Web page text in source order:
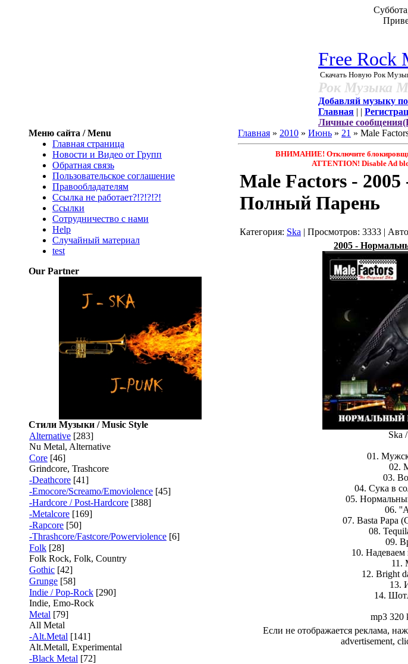
Free Rock
Скачать Новую Рок
Рок Музыка
Добавляй музыку
Главная | |
Личные
Меню сайта / Menu
Главная страница
Новости и Видео от Групп
Обратная связь
Пользовательское соглашение
Правообладателям
Ссылка не работает?!?!?!?!
Ссылки
Сотрудничество с нами
Help
Cлучайный материал
test
Our Partner
Стили Музыки / Music Style
Alternative [283]
Nu Metal, Alternative
Core [46]
Grindcore, Trashcore
-Deathcore [41]
-Emocore/Screamo/Emoviolence [45]
-Hardcore / Post-Hardcore [388]
-Metalcore [169]
-Rapcore [50]
-Thrashcore/Fastcore/Powerviolence [6]
Folk [28]
Folk Rock, Folk, Country
Gothic [42]
Grunge [58]
Indie / Pop-Rock [290]
Indie, Emo-Rock
Metal [79]
All Metal
-Alt.Metal [141]
Alt.Metall, Experimental
-Black Metal [72]
Главная » 2010 » Июнь » 21 » Male
ВНИМАНИЕ! Отключите
ATTENTION! Disable Ad
Male Factors -
Полный Парень
Категория: Ska | Просмотров: 3333 |
2005 -
Ska
01.
02.
03.
04. Сука в
05.
06.
07. Basta Papa
08.
09.
10.
11.
12. Bright
13.
14.
mp3 320
Если не отображается реклама,
advertisement,